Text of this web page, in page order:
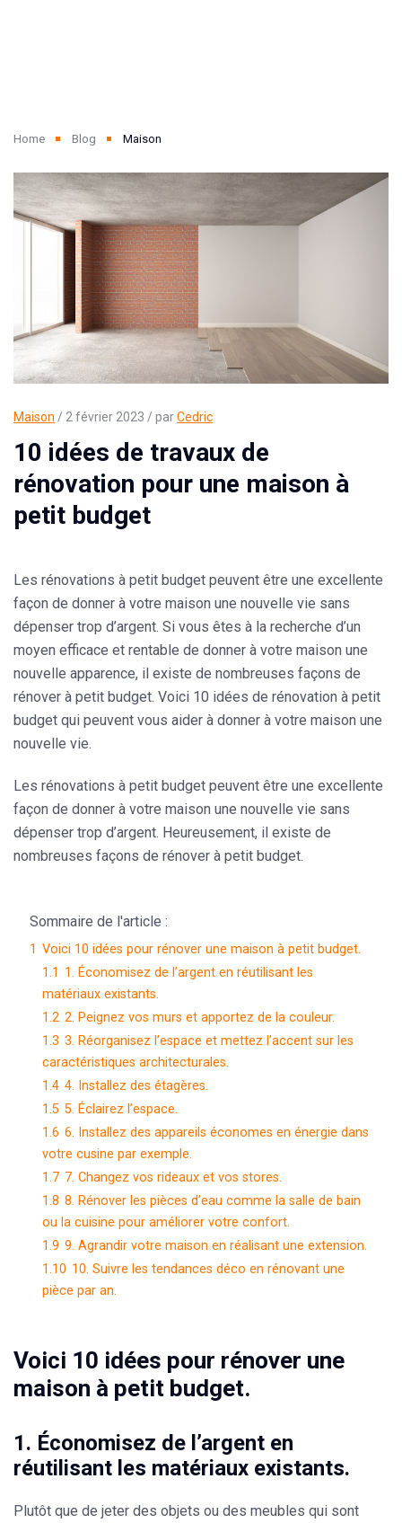
Home Blog Maison
Maison / 2 février 2023 / parCedric
10 idées de travaux de
rénovation pour une maison à
petit budget
Les rénovations à petit budget peuvent être une excellente
façon de donner à votre maison une nouvelle vie sans
dépenser trop d’argent. Si vous êtes à la recherche d’un
moyen efficace et rentable de donner à votre maison une
nouvelle apparence, il existe de nombreuses façons de
rénover à petit budget. Voici 10 idées de rénovation à petit
budget qui peuvent vous aider à donner à votre maison une
nouvelle vie.
Les rénovations à petit budget peuvent être une excellente
façon de donner à votre maison une nouvelle vie sans
dépenser trop d’argent. Heureusement, il existe de
nombreuses façons de rénover à petit budget.
Sommaire de l'article :
1 Voici 10 idées pour rénover une maison à petit budget.
1.1 1. Économisez de l’argent en réutilisant les
matériaux existants.
1.2 2. Peignez vos murs et apportez de la couleur.
1.3 3. Réorganisez l’espace et mettez l’accent sur les
caractéristiques architecturales.
1.4 4. Installez des étagères.
1.5 5. Éclairez l’espace.
1.6 6. Installez des appareils économes en énergie dans
votre cusine par exemple.
1.7 7. Changez vos rideaux et vos stores.
1.8 8. Rénover les pièces d’eau comme la salle de bain
ou la cuisine pour améliorer votre confort.
1.9 9. Agrandir votre maison en réalisant une extension.
1.10 10. Suivre les tendances déco en rénovant une
pièce par an.
Voici 10 idées pour rénover une
maison à petit budget.
1. Économisez de l’argent en
réutilisant les matériaux existants.
Plutôt que de jeter des objets ou des meubles qui sont